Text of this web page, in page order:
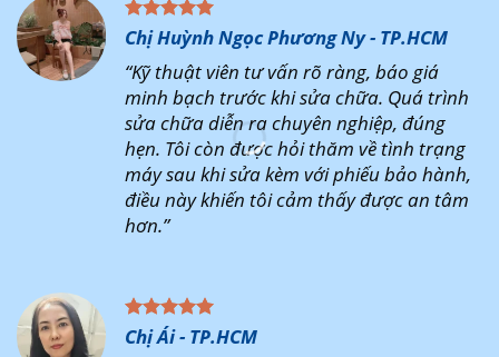
Chị Huỳnh Ngọc Phương Ny - TP.HCM
“Kỹ thuật viên tư vấn rõ ràng, báo giá
minh bạch trước khi sửa chữa. Quá trình
sửa chữa diễn ra chuyên nghiệp, đúng
hẹn. Tôi còn được hỏi thăm về tình trạng
máy sau khi sửa kèm với phiếu bảo hành,
điều này khiến tôi cảm thấy được an tâm
hơn.”
Chị Ái - TP.HCM